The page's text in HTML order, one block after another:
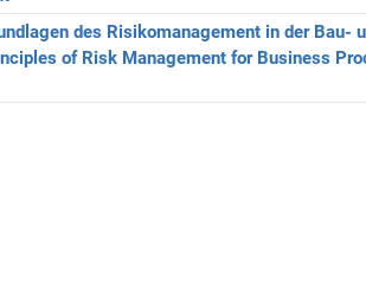
des Risikomanagement in der Bau-
of Risk Management for Business